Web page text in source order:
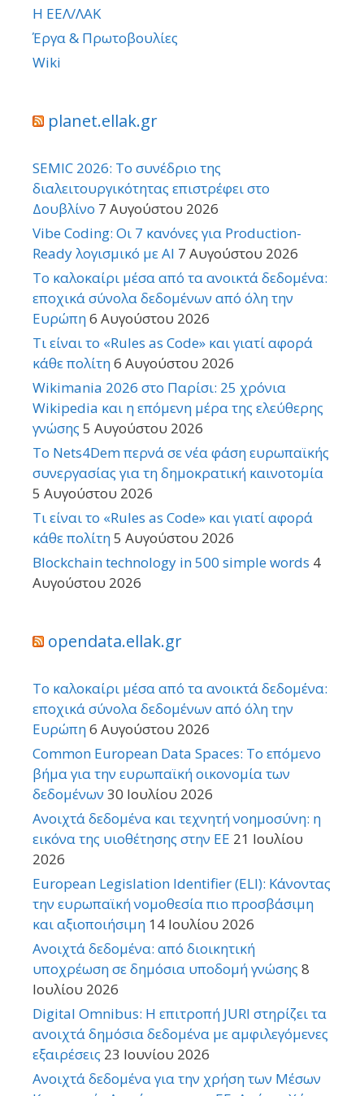
Η ΕΕΛ/ΛΑΚ
Έργα & Πρωτοβουλίες
Wiki
planet.ellak.gr
SEMIC 2026: Το συνέδριο της
διαλειτουργικότητας επιστρέφει στο
Δουβλίνο 7 Αυγούστου 2026
Vibe Coding: Οι 7 κανόνες για Production-
Ready λογισμικό με AI 7 Αυγούστου 2026
Το καλοκαίρι μέσα από τα ανοικτά δεδομένα:
εποχικά σύνολα δεδομένων από όλη την
Ευρώπη6 Αυγούστου 2026
Τι είναι το «Rules as Code» και γιατί αφορά
κάθε πολίτη6 Αυγούστου 2026
Wikimania 2026 στο Παρίσι: 25 χρόνια
Wikipedia και η επόμενη μέρα της ελεύθερης
γνώσης 5 Αυγούστου 2026
Το Nets4Dem περνά σε νέα φάση ευρωπαϊκής
συνεργασίας για τη δημοκρατική καινοτομία
5 Αυγούστου 2026
Τι είναι το «Rules as Code» και γιατί αφορά
κάθε πολίτη5 Αυγούστου 2026
Blockchain technology in 500 simple words 4
Αυγούστου 2026
opendata.ellak.gr
Το καλοκαίρι μέσα από τα ανοικτά δεδομένα:
εποχικά σύνολα δεδομένων από όλη την
Ευρώπη6 Αυγούστου 2026
Common European Data Spaces: Το επόμενο
βήμα για την ευρωπαϊκή οικονομία των
δεδομένων 30 Ιουλίου 2026
Ανοιχτά δεδομένα και τεχνητή νοημοσύνη: η
εικόνα της υιοθέτησης στην ΕΕ 21 Ιουλίου
2026
European Legislation Identifier (ELI): Κάνοντας
την ευρωπαϊκή νομοθεσία πιο προσβάσιμη
και αξιοποιήσιμη 14 Ιουλίου 2026
Ανοιχτά δεδομένα: από διοικητική
υποχρέωση σε δημόσια υποδομή γνώσης 8
Ιουλίου 2026
Digital Omnibus: Η επιτροπή JURI στηρίζει τα
ανοιχτά δημόσια δεδομένα με αμφιλεγόμενες
εξαιρέσεις 23 Ιουνίου 2026
Ανοιχτά δεδομένα για την χρήση των Μέσων